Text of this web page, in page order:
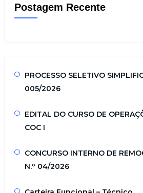
Postagem Recente
PROCESSO SELETIVO
005/2026
EDITAL DO CURSO DE
COC I
CONCURSO INTERNO DE
N.º 04/2026